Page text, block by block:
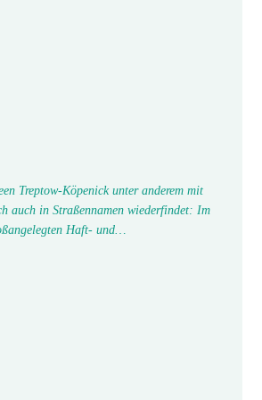
Treptow-Köpenick unter anderem mit
auch in Straßennamen wiederfindet: Im
Haft- und…